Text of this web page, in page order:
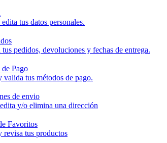
tus datos personales.
tus pedidos, devoluciones y fechas de entrega.
Pago
valida tus métodos de pago.
de envio
y/o elimina una dirección
Favoritos
revisa tus productos